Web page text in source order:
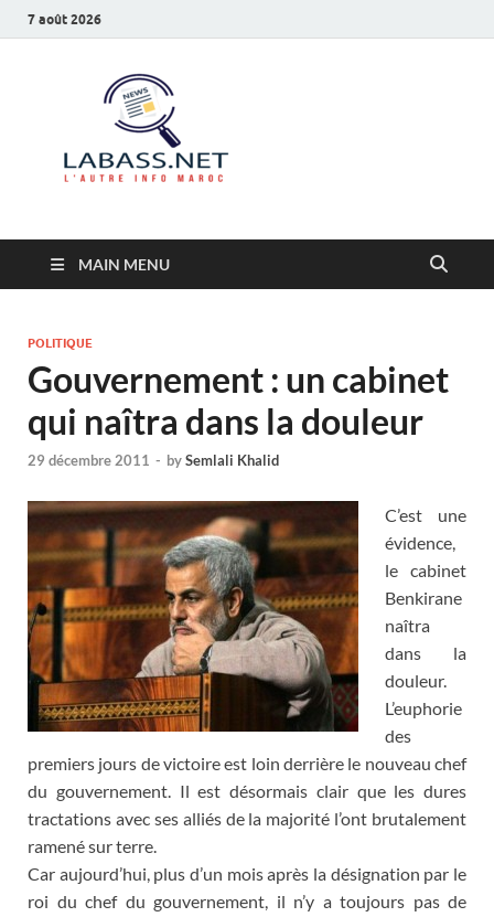
7 août 2026
MAIN MENU
POLITIQUE
Gouvernement : un cabinet
qui naîtra dans la douleur
29 décembre 2011 - bySemlali Khalid
C’est une
évidence,
le cabinet
Benkirane
naîtra
dans la
douleur.
L’euphorie
des
premiers jours de victoire est loin derrière le nouveau chef
du gouvernement. Il est désormais clair que les dures
tractations avec ses alliés de la majorité l’ont brutalement
ramené sur terre.
Car aujourd’hui, plus d’un mois après la désignation par le
roi du chef du gouvernement, il n’y a toujours pas de